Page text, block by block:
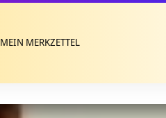
MEIN MERKZETTEL